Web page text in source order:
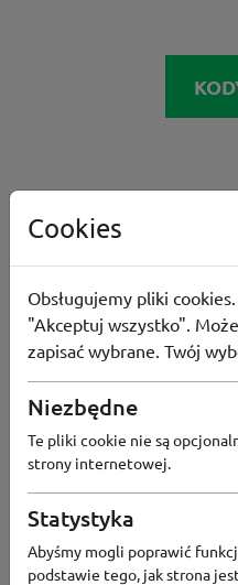
Cookies
Obsługujemy pliki
"Akceptuj wszystko".
zapisać wybrane. Twój
Niezbędne
Te pliki cookie nie są
strony internetowej.
Statystyka
Abyśmy mogli poprawić
podstawie tego, jak strona